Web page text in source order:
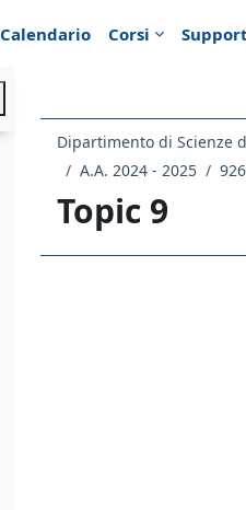
Calendario Corsi
Dipartimento di Scienze
A.A. 2024 - 2025
Topic 9